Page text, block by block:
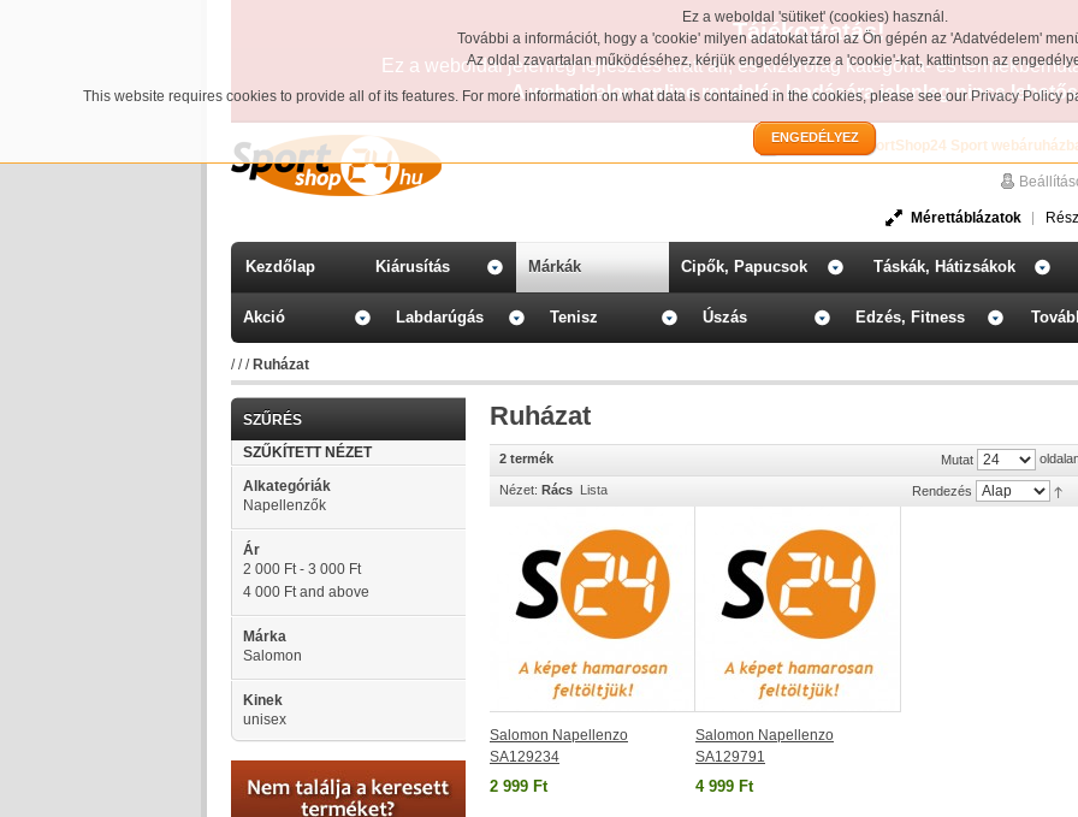
Ez a weboldal 'sütiket' (cookies) használ.
További a információt, hogy a 'cookie' milyen adatokat tárol az Ön gépén az 'Adatvédelem'
Az oldal zavartalan működéséhez, kérjük engedélyezze a 'cookie'-kat, kattintson az
This website requires cookies to provide all of its features. For more information on what data is contained in the cookies, please see ourPrivacy Policy
ENGEDÉLYEZ
Tájékoztatás!
Ez a weboldal jelenleg fejlesztés alatt áll, és kizárólag kategória- és
A weboldalon online rendelés leadására jelenleg nincs
Üdvözöljük a SportShop24 Sport
Mérettáblázatok
Kezdőlap Kiárusítás Márkák Cipők, Papucsok Táskák, Hátizsákok
Akció Labdarúgás Tenisz Úszás Edzés, Fitness
/// Ruházat
SZŰRÉS
SZŰKÍTETT NÉZET
Alkategóriák
Napellenzők
Ár
2 000 Ft- 3 000 Ft
4 000 Ftand above
Márka
Salomon
Kinek
unisex
Ruházat
2 termék Mutat
Nézet: Rács Lista Rendezés
Salomon Napellenzo
SA129234
2 999 Ft
Salomon Napellenzo
SA129791
4 999 Ft